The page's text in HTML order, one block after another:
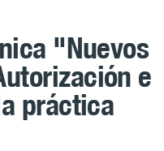
"Nuevos
e
práctica